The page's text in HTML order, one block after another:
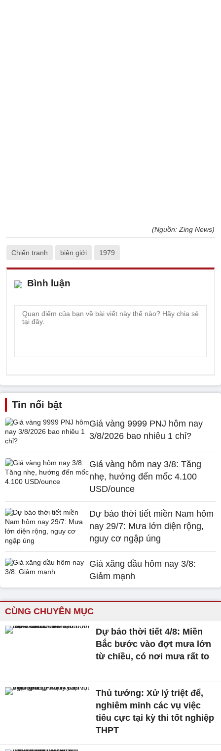
(Nguồn: Zing News)
Chiến tranh biên giới 1979
Bình luận
Tin nổi bật
Giá vàng 9999 PNJ hôm nay
3/8/2026 bao nhiêu 1 chỉ?
Giá vàng hôm nay 3/8: Tăng
nhẹ, hướng đến mốc 4.100
USD/ounce
Dự báo thời tiết miền Nam hôm
nay 29/7: Mưa lớn diện rộng,
nguy cơ ngập úng
Giá xăng dầu hôm nay 3/8:
Giảm mạnh
CÙNG CHUYÊN MỤC
Dự báo thời tiết 4/8: Miền
Bắc bước vào đợt mưa lớn
từ chiều, có nơi mưa rất to
Thủ tướng: Xử lý triệt để,
nghiêm minh các vụ việc
tiêu cực tại kỳ thi tốt nghiệp
THPT